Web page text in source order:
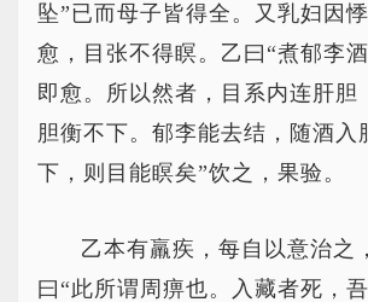
坠”已而母子皆得全。又乳妇因
愈，目张不得瞑。乙曰“煮郁李
即愈。所以然者，目系内连肝胆
胆衡不下。郁李能去结，随酒入
下，则目能瞑矣”饮之，果验。
乙本有羸疾，每自以意治之
曰“此所谓周痹也。入藏者死，